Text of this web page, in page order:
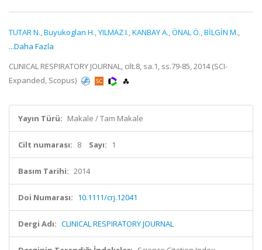
TUTAR N.,Buyukoglan H.,YILMAZ I.,KANBAY A.,ÖNAL Ö.,BİLGİN M.,
...Daha Fazla
CLINICAL RESPIRATORY JOURNAL, cilt.8, sa.1, ss.79-85, 2014 (SCI-
Expanded, Scopus)
Yayın Türü: Makale / Tam Makale
Cilt numarası: 8 Sayı: 1
Basım Tarihi: 2014
Doi Numarası: 10.1111/crj.12041
Dergi Adı: CLINICAL RESPIRATORY JOURNAL